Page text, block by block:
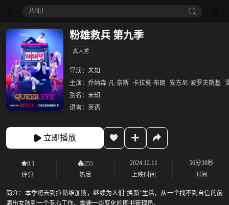
八仙！
粉雄救兵 第九季
真人秀
导演： 未知
主演： 乔纳森·凡·奈斯 卡拉莫·布朗 安东尼·波罗夫斯基
别名： 未知
语言： 英语
立即播放
8.1
评分
255
热度
2024.12.11
上映时间
56分38秒
时间
简介： 本季将去到拉斯维加斯，继续为人们“换新”生活，从一个找不到自信的前
演出女孩到一个专心工作、需要一些变化的图书管理员。